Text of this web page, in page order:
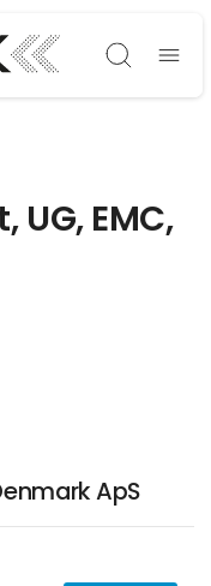
Søg
EMC,
ApS